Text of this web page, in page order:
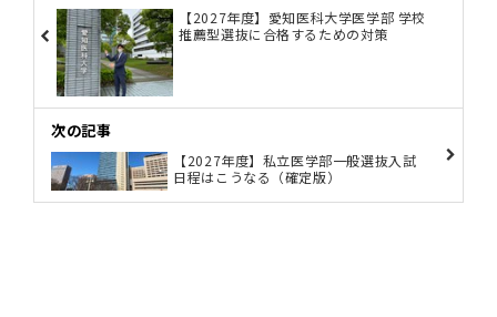
【2027年度】愛知医科大学医学部 学校
推薦型選抜に合格するための対策
次の記事
【2027年度】私立医学部一般選抜入試
日程はこうなる（確定版）